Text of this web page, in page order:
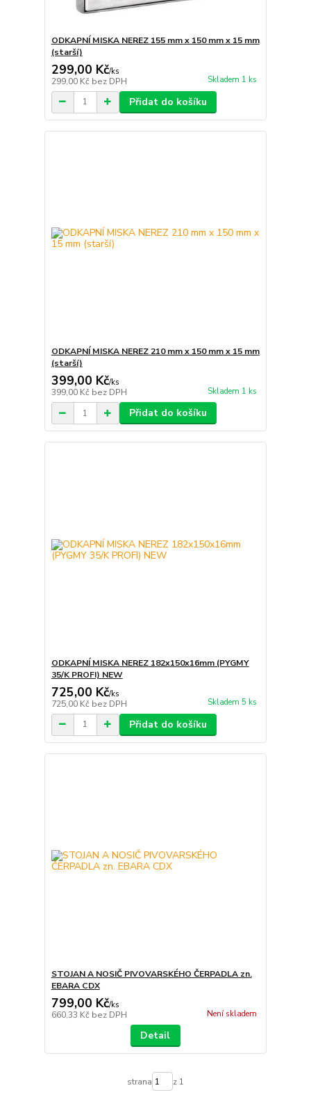
ODKAPNÍ MISKA NEREZ 155 mm x 150 mm x 15 mm
(starší)
299,00 Kč/ks
299,00 Kč bez DPH Skladem 1 ks
Přidat do košíku
ODKAPNÍ MISKA NEREZ 210 mm x 150 mm x 15 mm
(starší)
399,00 Kč/ks
399,00 Kč bez DPH Skladem 1 ks
Přidat do košíku
ODKAPNÍ MISKA NEREZ 182x150x16mm (PYGMY
35/K PROFI) NEW
725,00 Kč/ks
725,00 Kč bez DPH Skladem 5 ks
Přidat do košíku
STOJAN A NOSIČ PIVOVARSKÉHO ČERPADLA zn.
EBARA CDX
799,00 Kč/ks
660,33 Kč bez DPH Není skladem
Detail
strana z 1